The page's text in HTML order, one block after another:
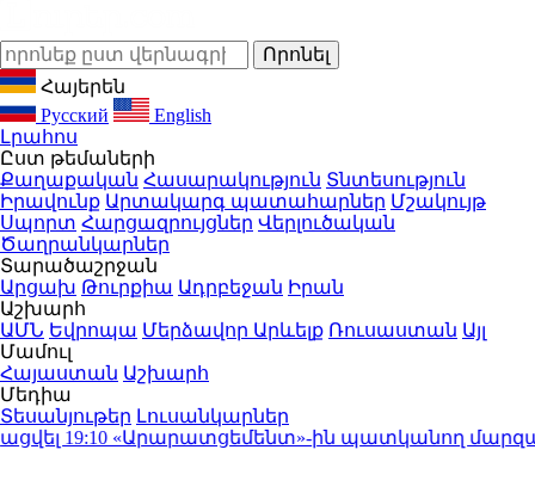
Հայերեն
Русский
English
Լրահոս
Ըստ թեմաների
Քաղաքական Հասարակություն Տնտեսություն
Իրավունք Արտակարգ պատահարներ Մշակույթ
Սպորտ Հարցազրույցներ Վերլուծական
Ծաղրանկարներ
Տարածաշրջան
Արցախ Թուրքիա Ադրբեջան Իրան
Աշխարհ
ԱՄՆ Եվրոպա Մերձավոր Արևելք Ռուսաստան Այլ
Մամուլ
Հայաստան Աշխարհ
Մեդիա
Տեսանյութեր Լուսանկարներ
19:10«Արարատցեմենտ»-ին պատկանող